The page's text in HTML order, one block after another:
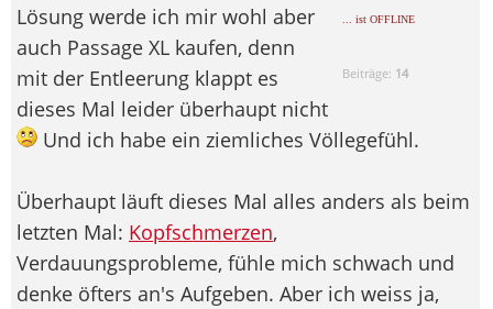
... ist OFFLINE
Beiträge: 14
Lösung werde ich mir wohl aber
auch Passage XL kaufen, denn
mit der Entleerung klappt es
dieses Mal leider überhaupt nicht
Und ich habe ein ziemliches Völlegefühl.
Überhaupt läuft dieses Mal alles anders als beim
letzten Mal: Kopfschmerzen,
Verdauungsprobleme, fühle mich schwach und
denke öfters an's Aufgeben. Aber ich weiss ja,